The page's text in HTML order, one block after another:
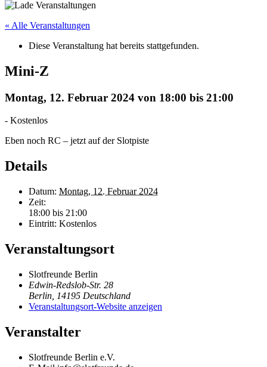
« Alle Veranstaltungen
Diese Veranstaltung hat bereits stattgefunden.
Mini-Z
Montag, 12. Februar 2024 von 18:00 bis 21:00
- Kostenlos
Eben noch RC – jetzt auf der Slotpiste
Details
Datum: Montag, 12. Februar 2024
Zeit:
18:00 bis 21:00
Eintritt: Kostenlos
Veranstaltungsort
Slotfreunde Berlin
Edwin-Redslob-Str. 28
Berlin 14195 Deutschland
Veranstaltungsort-Website anzeigen
Veranstalter
Slotfreunde Berlin e.V.